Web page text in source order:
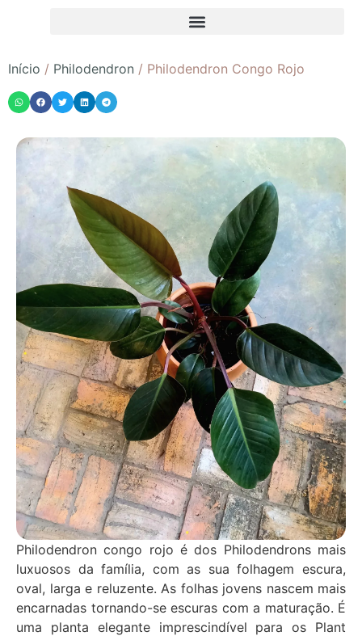
Início / Philodendron / Philodendron Congo Rojo
Philodendron congo rojo é dos Philodendrons mais
luxuosos da família, com as sua folhagem escura,
oval, larga e reluzente. As folhas jovens nascem mais
encarnadas tornando-se escuras com a maturação. É
uma planta elegante imprescindível para os Plant